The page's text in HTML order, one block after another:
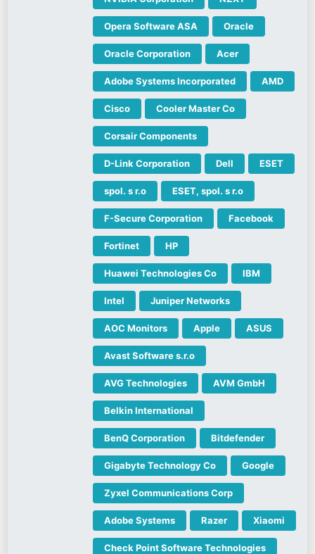
Opera Software ASA Oracle
Oracle Corporation Acer
Adobe Systems Incorporated AMD
Cisco Cooler Master Co
Corsair Components
D-Link Corporation Dell ESET
spol. s r.o ESET, spol. s r.o
F-Secure Corporation Facebook
Fortinet HP
Huawei Technologies Co IBM
Intel Juniper Networks
AOC Monitors Apple ASUS
Avast Software s.r.o
AVG Technologies AVM GmbH
Belkin International
BenQ Corporation Bitdefender
Gigabyte Technology Co Google
Zyxel Communications Corp
Adobe Systems Razer Xiaomi
Check Point Software Technologies